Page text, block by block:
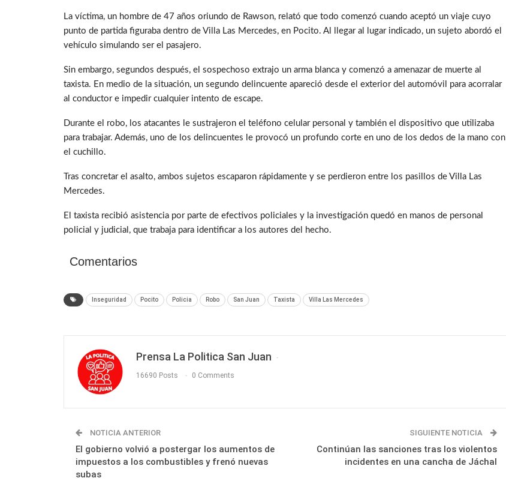
La víctima, un hombre de 47 años oriundo de Rawson, relató que todo comenzó cuando aceptó un viaje cuyo
punto de partida figuraba dentro de Villa Las Mercedes, en Pocito. Al llegar al lugar indicado, un sujeto abordó el
vehículo simulando ser el pasajero.
Sin embargo, segundos después, el sospechoso extrajo un arma blanca y comenzó a amenazar de muerte al
taxista. En medio de la situación, un segundo delincuente apareció desde el exterior del automóvil para acorralar
al conductor e impedir cualquier intento de escape.
Durante el robo, los atacantes le sustrajeron el teléfono celular personal y también el dispositivo que utilizaba
para trabajar. Además, uno de los delincuentes le provocó un profundo corte en uno de los dedos de la mano con
el cuchillo.
Tras concretar el asalto, ambos sujetos escaparon rápidamente y se perdieron entre los pasillos de Villa Las
Mercedes.
El taxista recibió asistencia por parte de efectivos policiales y la investigación quedó en manos de personal
policial y judicial, que trabaja para identificar a los autores del hecho.
Comentarios
Inseguridad Pocito Policia Robo San Juan Taxista Villa Las Mercedes
Prensa La Politica San Juan
16690 Posts 0 Comments
NOTICIA ANTERIOR
El gobierno volvió a postergar los aumentos de
impuestos a los combustibles y frenó nuevas
subas
SIGUIENTE NOTICIA
Continúan las sanciones tras los violentos
incidentes en una cancha de Jáchal